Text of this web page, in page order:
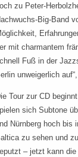
zu Peter-
Big-Band
mit charmantem
Fuß in der
unweigerlich
Tour zur CD
sich Subtone
Nürnberg hoch bis
zu sehen und
– jetzt kann